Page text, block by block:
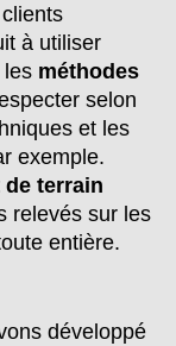
à utiliser
les méthodes
selon
et les
exemple.
de terrain
relevés sur les
entière.
développé